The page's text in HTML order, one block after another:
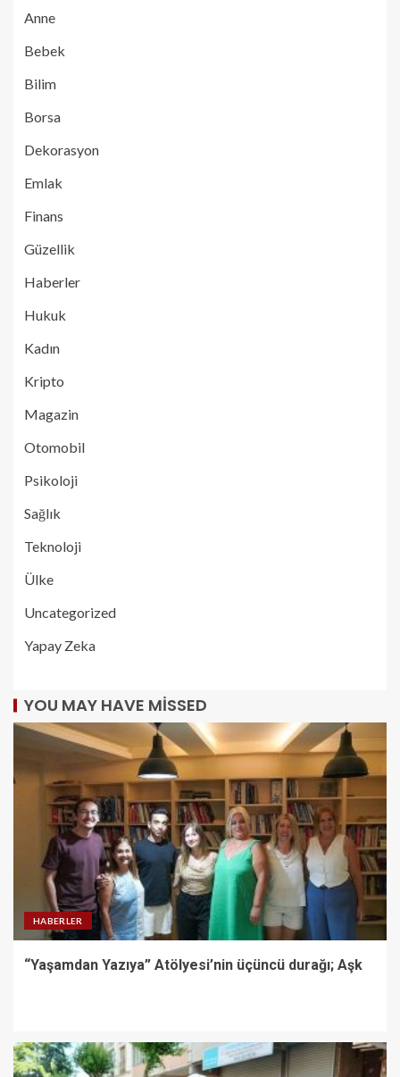
Anne
Bebek
Bilim
Borsa
Dekorasyon
Emlak
Finans
Güzellik
Haberler
Hukuk
Kadın
Kripto
Magazin
Otomobil
Psikoloji
Sağlık
Teknoloji
Ülke
Uncategorized
Yapay Zeka
YOU MAY HAVE MISSED
HABERLER
“Yaşamdan Yazıya” Atölyesi’nin üçüncü durağı; Aşk